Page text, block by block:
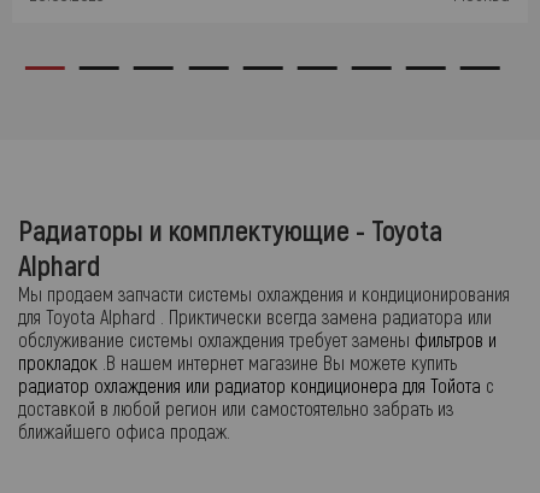
Радиаторы и комплектующие - Toyota
Alphard
Мы продаем запчасти системы охлаждения и кондиционирования
для Toyota Alphard . Приктически всегда замена радиатора или
обслуживание системы охлаждения требует замены фильтров и
прокладок .В нашем интернет магазине Вы можете купить
радиатор охлаждения или радиатор кондиционера для Тойота с
доставкой в любой регион или самостоятельно забрать из
ближайшего офиса продаж.